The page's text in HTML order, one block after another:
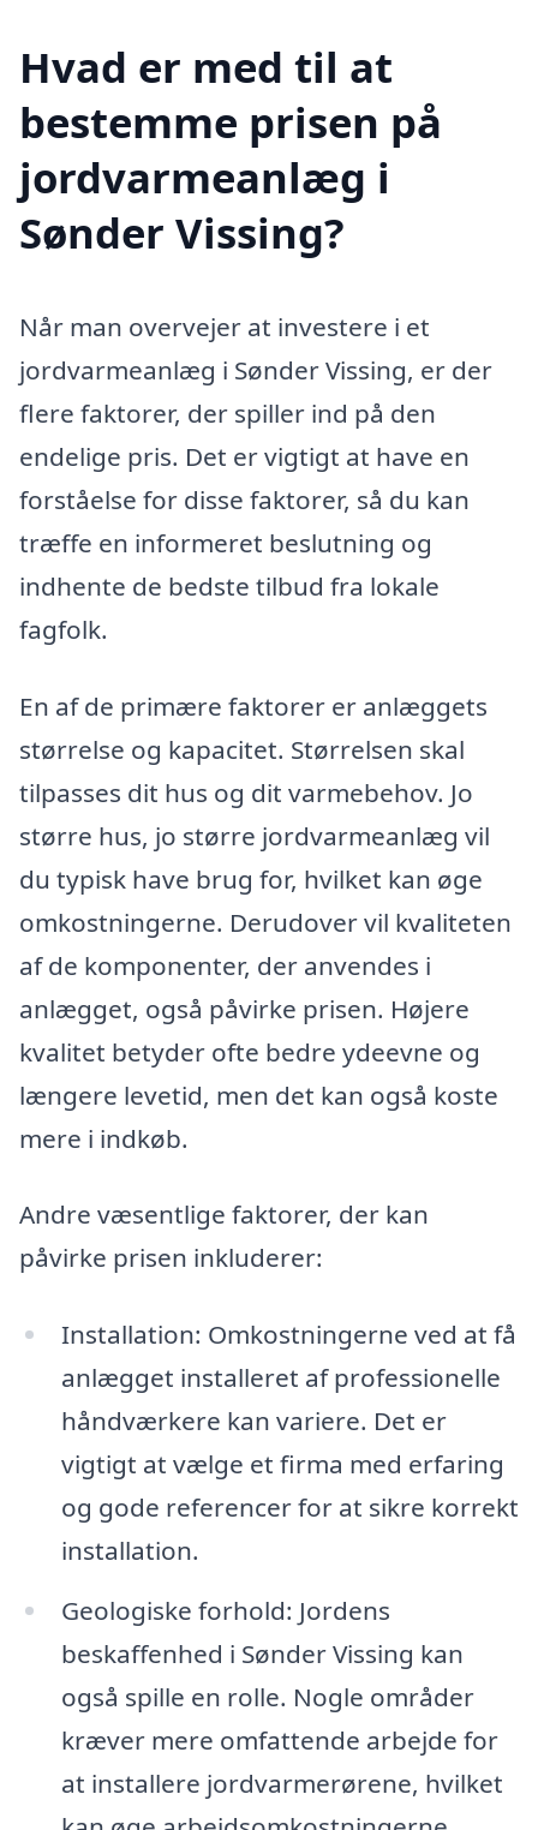
Hvad er med til at
bestemme prisen på
jordvarmeanlæg i
Sønder Vissing?
Når man overvejer at investere i et
jordvarmeanlæg i Sønder Vissing, er der
flere faktorer, der spiller ind på den
endelige pris. Det er vigtigt at have en
forståelse for disse faktorer, så du kan
træffe en informeret beslutning og
indhente de bedste tilbud fra lokale
fagfolk.
En af de primære faktorer er anlæggets
størrelse og kapacitet. Størrelsen skal
tilpasses dit hus og dit varmebehov. Jo
større hus, jo større jordvarmeanlæg vil
du typisk have brug for, hvilket kan øge
omkostningerne. Derudover vil kvaliteten
af de komponenter, der anvendes i
anlægget, også påvirke prisen. Højere
kvalitet betyder ofte bedre ydeevne og
længere levetid, men det kan også koste
mere i indkøb.
Andre væsentlige faktorer, der kan
påvirke prisen inkluderer:
Installation: Omkostningerne ved at få
anlægget installeret af professionelle
håndværkere kan variere. Det er
vigtigt at vælge et firma med erfaring
og gode referencer for at sikre korrekt
installation.
Geologiske forhold: Jordens
beskaffenhed i Sønder Vissing kan
også spille en rolle. Nogle områder
kræver mere omfattende arbejde for
at installere jordvarmerørene, hvilket